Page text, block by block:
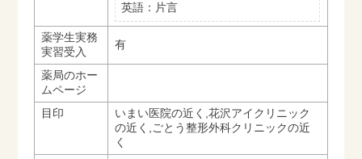
英語：片言
薬学生実務
実習受入
有
薬局のホー
ムページ
目印
いまい医院の近く,花沢アイクリニック
の近く,ごとう整形外科クリニックの近
く